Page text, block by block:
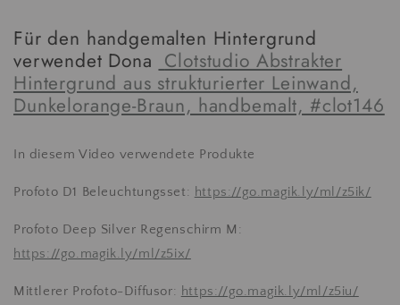
Für den handgemalten Hintergrund
verwendet Dona Clotstudio Abstrakter
Hintergrund aus strukturierter Leinwand,
Dunkelorange-Braun, handbemalt, #clot146
In diesem Video verwendete Produkte
Profoto D1 Beleuchtungsset: https://go.magik.ly/ml/z5ik/
Profoto Deep Silver Regenschirm M:
https://go.magik.ly/ml/z5ix/
Mittlerer Profoto-Diffusor: https://go.magik.ly/ml/z5iu/